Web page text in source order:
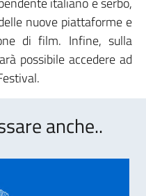
nuove piattaforme e
di film. Infine, sulla
possibile accedere ad
anche..